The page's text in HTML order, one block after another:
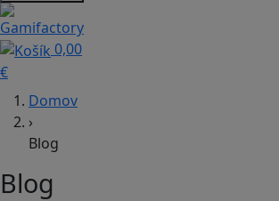
0,00
€
Domov
›
Blog
Blog